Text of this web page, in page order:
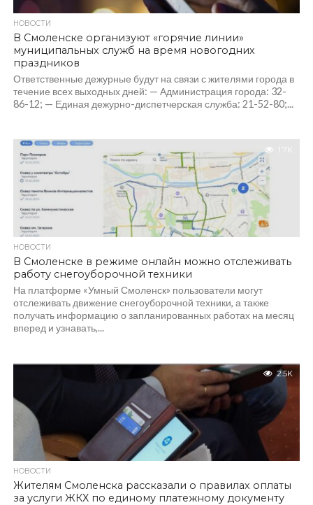
НОВОСТИ
В Смоленске организуют «горячие линии»
муниципальных служб на время новогодних
праздников
Ответственные дежурные будут на связи с жителями города в
течение всех выходных дней: — Администрация города: 32-
86-12; — Единая дежурно-диспетчерская служба: 21-52-80;...
1.7K
НОВОСТИ
В Смоленске в режиме онлайн можно отслеживать
работу снегоуборочной техники
На платформе «Умный Смоленск» пользователи могут
отслеживать движение снегоуборочной техники, а также
получать информацию о запланированных работах на месяц
вперед и узнавать,...
2.5K
НОВОСТИ
Жителям Смоленска рассказали о правилах оплаты
за услуги ЖКХ по единому платежному документу